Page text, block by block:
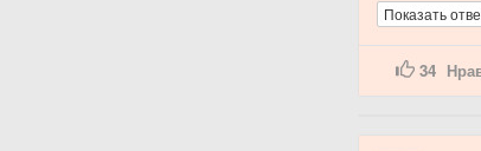
Показать
34